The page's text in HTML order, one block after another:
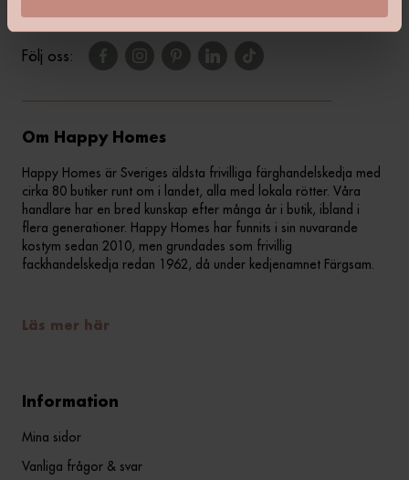
Följ oss:
Om Happy Homes
Happy Homes är Sveriges äldsta frivilliga färghandelskedja med
cirka 80 butiker runt om i landet, alla med lokala rötter. Våra
handlare har en bred kunskap efter många år i butik, ibland i
flera generationer. Happy Homes har funnits i sin nuvarande
kostym sedan 2010, men grundades som frivillig
fackhandelskedja redan 1962, då under kedjenamnet Färgsam.
Läs mer här
Information
Mina sidor
Vanliga frågor & svar